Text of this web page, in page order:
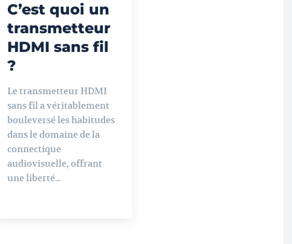
C’est quoi un
transmetteur
HDMI sans fil
?
Le transmetteur HDMI
sans fil a véritablement
bouleversé les habitudes
dans le domaine de la
connectique
audiovisuelle, offrant
une liberté...